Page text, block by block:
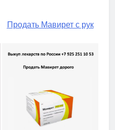
Продать Мавирет с рук